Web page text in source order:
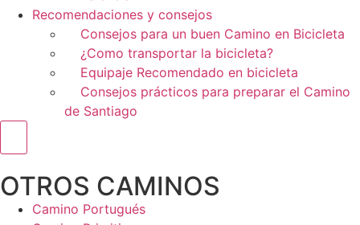
Recomendaciones y consejos
Consejos para un buen Camino en Bicicleta
¿Como transportar la bicicleta?
Equipaje Recomendado en bicicleta
Consejos prácticos para preparar el Camino
de Santiago
OTROS CAMINOS
Camino Portugués